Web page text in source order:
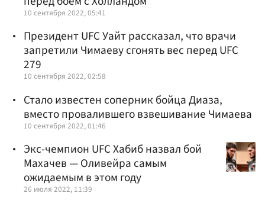
10 сентября 2022, 05:41
Президент UFC Уайт рассказал, что врачи
запретили Чимаеву сгонять вес перед UFC
279
10 сентября 2022, 02:58
Стало известен соперник бойца Диаза,
вместо провалившего взвешивание Чимаева
10 сентября 2022, 01:46
Экс-чемпион UFC Хабиб назвал бой
Махачев — Оливейра самым
ожидаемым в этом году
26 июля 2022, 11:39